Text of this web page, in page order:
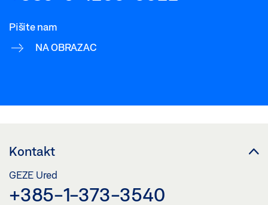
Pišite nam
NA OBRAZAC
Kontakt
GEZE Ured
+385-1-373-3540